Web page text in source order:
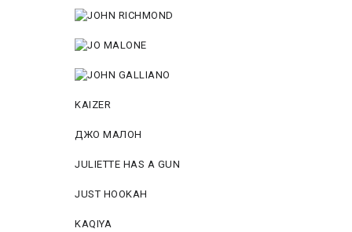
KAIZER
ДЖО МАЛОН
JULIETTE HAS A GUN
JUST HOOKAH
KAQIYA